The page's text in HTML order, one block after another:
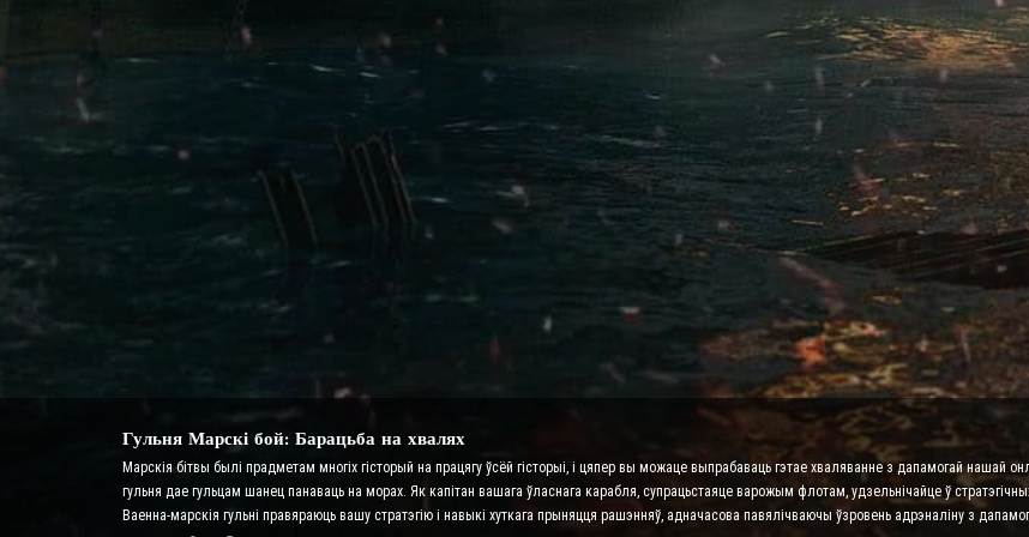
Гульня Марскі бой: Барацьба на хвалях
Марскія бітвы былі прадметам многіх гісторый на працягу ўсёй гісторыі, і цяпер вы можаце выпрабаваць гэтае хваляванне з дапамогай нашай
гульня дае гульцам шанец панаваць на морах. Як капітан вашага ўласнага карабля, супрацьстаяце варожым флотам, удзельнічайце ў
Ваенна-марскія гульні правяраюць вашу стратэгію і навыкі хуткага прыняцця рашэнняў, адначасова павялічваючы ўзровень адрэналіну з